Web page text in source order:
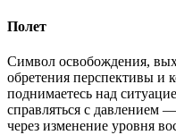
Полет
Символ освобождения,
обретения перспективы и
поднимаетесь над
справляться с давлением
через изменение уровня